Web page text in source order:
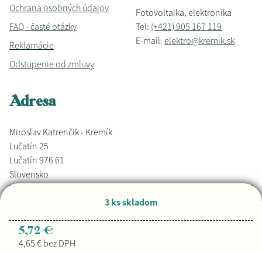
3 ks skladom
5,72 €
4,65 € bez DPH
Ochrana osobných údajov
FAQ - časté otázky
Reklamácie
Odstupenie od zmluvy
Fotovoltaika, elektronika
Tel: (+421) 905 167 119
E-mail: elektro@kremik.sk
Adresa
Miroslav Katrenčik - Kremík
Lučatín 25
Lučatín 976 61
Slovensko